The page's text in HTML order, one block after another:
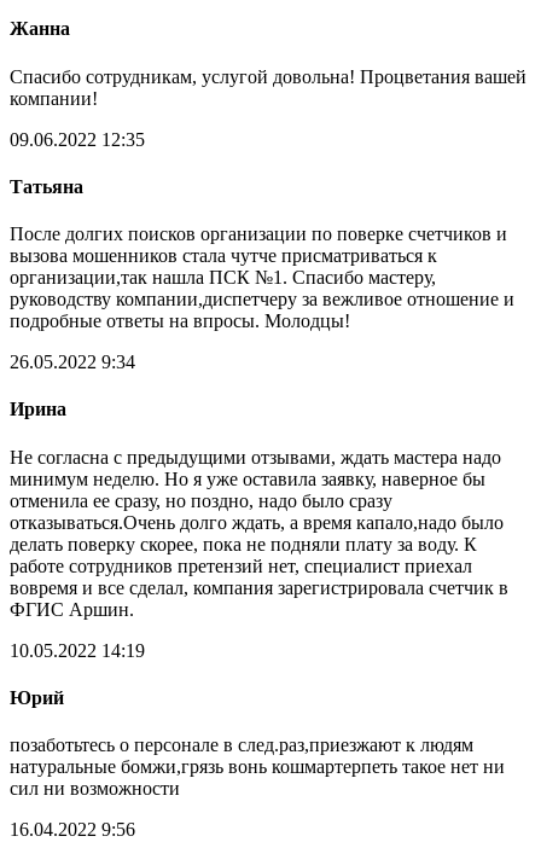
Жанна
Спасибо сотрудникам, услугой довольна! Процветания вашей
компании!
09.06.2022 12:35
Татьяна
После долгих поисков организации по поверке счетчиков и
вызова мошенников стала чутче присматриваться к
организации,так нашла ПСК №1. Спасибо мастеру,
руководству компании,диспетчеру за вежливое отношение и
подробные ответы на впросы. Молодцы!
26.05.2022 9:34
Ирина
Не согласна с предыдущими отзывами, ждать мастера надо
минимум неделю. Но я уже оставила заявку, наверное бы
отменила ее сразу, но поздно, надо было сразу
отказываться.Очень долго ждать, а время капало,надо было
делать поверку скорее, пока не подняли плату за воду. К
работе сотрудников претензий нет, специалист приехал
вовремя и все сделал, компания зарегистрировала счетчик в
ФГИС Аршин.
10.05.2022 14:19
Юрий
позаботьтесь о персонале в след.раз,приезжают к людям
натуральные бомжи,грязь вонь кошмартерпеть такое нет ни
сил ни возможности
16.04.2022 9:56